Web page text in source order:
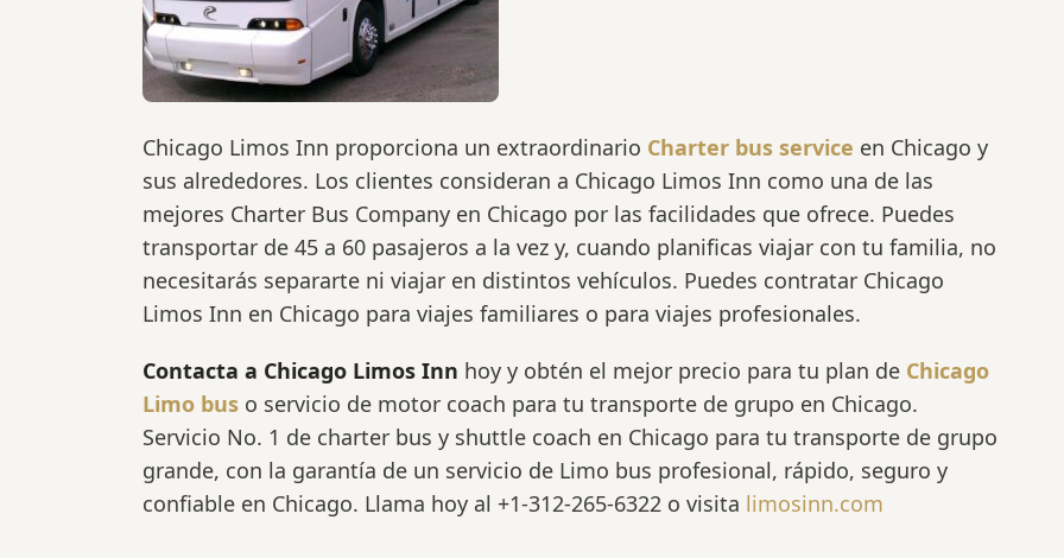
Chicago Limos Inn proporciona un extraordinario Charter bus service en Chicago y
sus alrededores. Los clientes consideran a Chicago Limos Inn como una de las
mejores Charter Bus Company en Chicago por las facilidades que ofrece. Puedes
transportar de 45 a 60 pasajeros a la vez y, cuando planificas viajar con tu familia, no
necesitarás separarte ni viajar en distintos vehículos. Puedes contratar Chicago
Limos Inn en Chicago para viajes familiares o para viajes profesionales.
Contacta a Chicago Limos Inn hoy y obtén el mejor precio para tu plan de Chicago
Limo bus o servicio de motor coach para tu transporte de grupo en Chicago.
Servicio No. 1 de charter bus y shuttle coach en Chicago para tu transporte de grupo
grande, con la garantía de un servicio de Limo bus profesional, rápido, seguro y
confiable en Chicago. Llama hoy al +1-312-265-6322 o visita limosinn.com